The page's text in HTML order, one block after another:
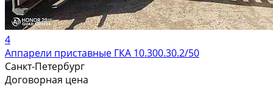
4
Аппарели приставные ГКА 10.300.30.2/50
Санкт-Петербург
Договорная цена